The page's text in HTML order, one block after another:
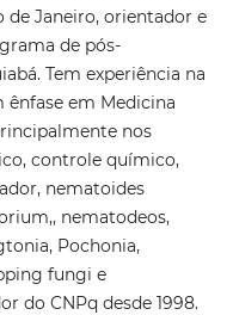
de Janeiro, orientador e
de pós-
Tem experiência na
ênfase em Medicina
nos
controle químico,
nematoides
nematodeos,
Pochonia,
fungi e
do CNPq desde 1998.